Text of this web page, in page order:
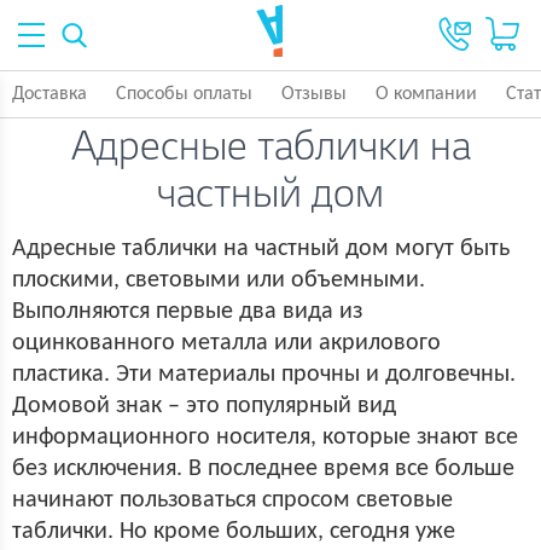
Доставка Способы оплаты Отзывы О компании
Адресные таблички на
частный дом
Адресные таблички на частный дом могут быть
плоскими, световыми или объемными.
Выполняются первые два вида из
оцинкованного металла или акрилового
пластика. Эти материалы прочны и долговечны.
Домовой знак – это популярный вид
информационного носителя, которые знают все
без исключения. В последнее время все больше
начинают пользоваться спросом световые
таблички. Но кроме больших, сегодня уже